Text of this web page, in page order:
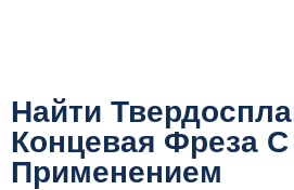
Найти
Концевая Фреза
Применением